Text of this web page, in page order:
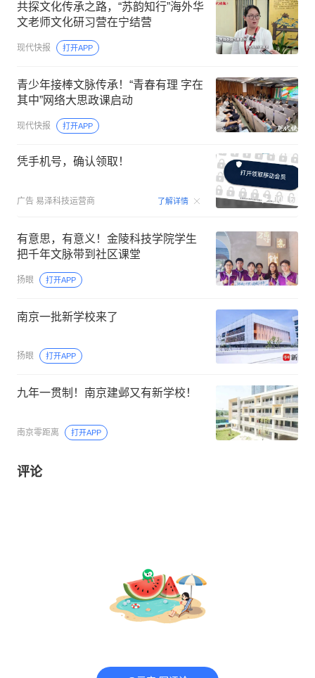
共探文化传承之路，“苏韵知行”海外华
文老师文化研习营在宁结营
现代快报 打开APP
青少年接棒文脉传承！“青春有理 字在
其中”网络大思政课启动
现代快报 打开APP
凭手机号，确认领取！
广告 易泽科技运营商 了解详情 00:15
有意思，有意义！金陵科技学院学生
把千年文脉带到社区课堂
扬眼 打开APP
南京一批新学校来了
扬眼 打开APP
九年一贯制！南京建邺又有新学校！
南京零距离 打开APP
评论